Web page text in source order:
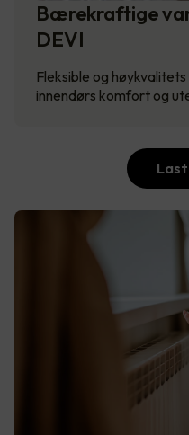
Bærekraftige
DEVI
Fleksible og
innendørs komfort og